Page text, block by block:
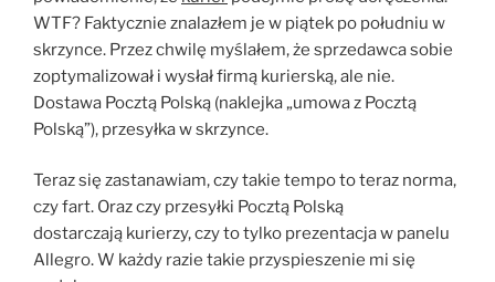
WTF? Faktycznie znalazłem je w piątek po południu w
skrzynce. Przez chwilę myślałem, że sprzedawca sobie
zoptymalizował i wysłał firmą kurierską, ale nie.
Dostawa Pocztą Polską (naklejka „umowa z Pocztą
Polską”), przesyłka w skrzynce.
Teraz się zastanawiam, czy takie tempo to teraz norma,
czy fart. Oraz czy przesyłki Pocztą Polską
dostarczają kurierzy, czy to tylko prezentacja w panelu
Allegro. W każdy razie takie przyspieszenie mi się